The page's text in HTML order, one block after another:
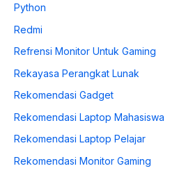
Python
Redmi
Refrensi Monitor Untuk Gaming
Rekayasa Perangkat Lunak
Rekomendasi Gadget
Rekomendasi Laptop Mahasiswa
Rekomendasi Laptop Pelajar
Rekomendasi Monitor Gaming